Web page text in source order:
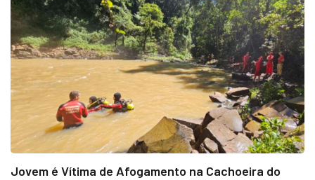
Jovem é Vítima de Afogamento na Cachoeira do